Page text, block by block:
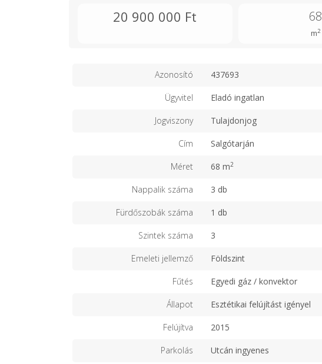
20 900 000 Ft 68
m2
Azonosító 437693
Ügyvitel Eladó ingatlan
Jogviszony Tulajdonjog
Cím Salgótarján
Méret 68 m2
Nappalik száma 3 db
Fürdőszobák száma 1 db
Szintek száma 3
Emeleti jellemző Földszint
Fűtés Egyedi gáz / konvektor
Állapot Esztétikai felújítást igényel
Felújítva 2015
Parkolás Utcán ingyenes